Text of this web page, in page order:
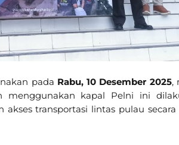
pada Rabu, 10 Desember 2025,
menggunakan kapal Pelni ini
transportasi lintas pulau